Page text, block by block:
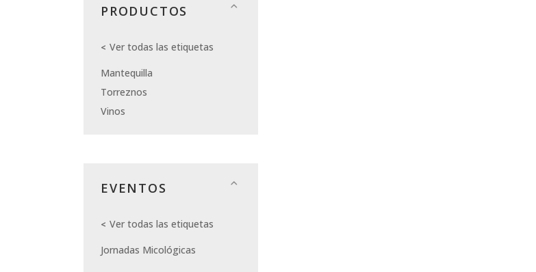
PRODUCTOS
Ver todas las etiquetas
Mantequilla
Torreznos
Vinos
EVENTOS
Ver todas las etiquetas
Jornadas Micológicas